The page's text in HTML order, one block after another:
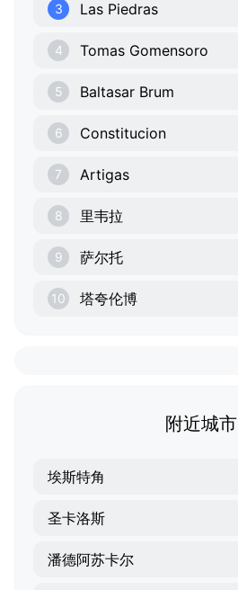
3 Las Piedras
4 Tomas Gomensoro
5 Baltasar Brum
6 Constitucion
7 Artigas
8 里韦拉
9 萨尔托
10 塔夸伦博
附近城市
埃斯特角
圣卡洛斯
潘德阿苏卡尔